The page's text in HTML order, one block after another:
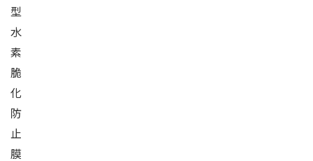
型
水
素
脆
化
防
止
膜